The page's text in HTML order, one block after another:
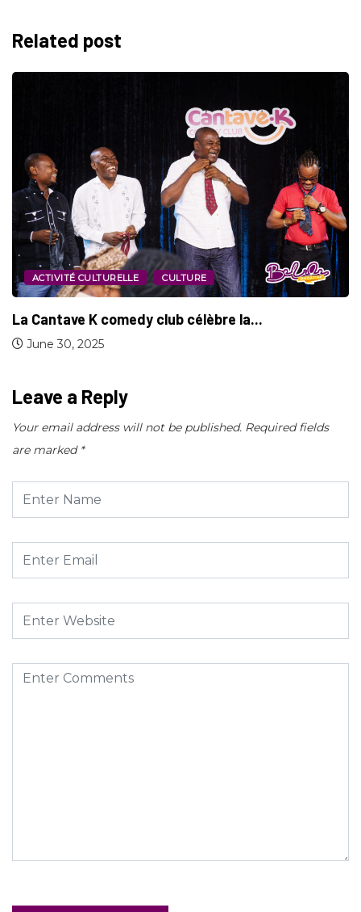
Related post
ACTIVITÉ CULTURELLE CULTURE
“Ma Mère, Mon Humour” : un comedy...
May 28, 2025
Leave a Reply
Your email address will not be published. Required fields
are marked *